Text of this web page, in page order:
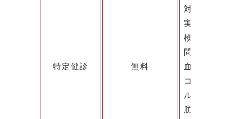
特定健診 無料
対象者：
実施月：6
検査項目：
問診、身
血液検査
コレステ
ル、尿酸
肪）